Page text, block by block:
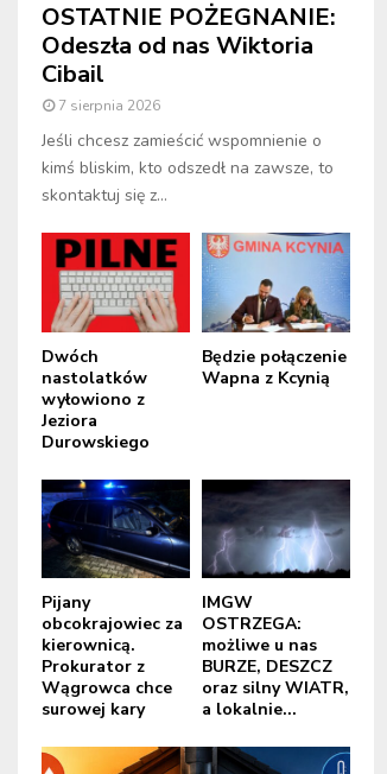
OSTATNIE POŻEGNANIE:
Odeszła od nas Wiktoria
Cibail
7 sierpnia 2026
Jeśli chcesz zamieścić wspomnienie o
kimś bliskim, kto odszedł na zawsze, to
skontaktuj się z...
Dwóch
nastolatków
wyłowiono z
Jeziora
Durowskiego
Będzie połączenie
Wapna z Kcynią
Pijany
obcokrajowiec za
kierownicą.
Prokurator z
Wągrowca chce
surowej kary
IMGW
OSTRZEGA:
możliwe u nas
BURZE, DESZCZ
oraz silny WIATR,
a lokalnie...